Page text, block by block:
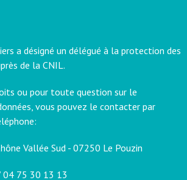
a désigné un délégué à la protection des
de la CNIL.
ou pour toute question sur le
vous pouvez le contacter par
Vallée Sud - 07250 Le Pouzin
04 75 30 13 13